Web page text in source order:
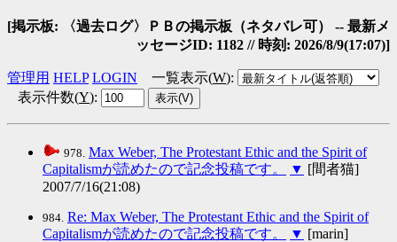
[掲示板: 〈過去ログ〉ＰＢの掲示板（ネタバレ可） -- 最新メ
ッセージID: 1182 // 時刻: 2026/8/9(17:07)]
管理用 HELP LOGIN 一覧表示(W):
表示件数(Y):
978. Max Weber, The Protestant Ethic and the Spirit of
Capitalismが読めたので記念投稿です。
▼ [間者猫]
2007/7/16(21:08)
984. Re: Max Weber, The Protestant Ethic and the Spirit of
Capitalismが読めたので記念投稿です。
▼ [marin]